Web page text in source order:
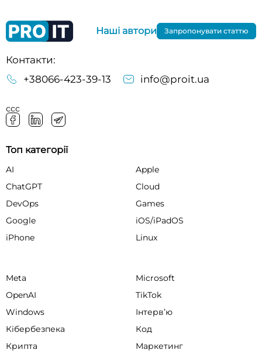
Контакти:
+38066-423-39-13
info@proit.ua
ссс
Наші автори Запропонувати статтю
Топ категорії
AI
Apple
ChatGPT
Cloud
DevOps
Games
Google
iOS/iPadOS
iPhone
Linux
Meta
Microsoft
OpenAI
TikTok
Windows
Інтервʼю
Кібербезпека
Код
Крипта
Маркетинг